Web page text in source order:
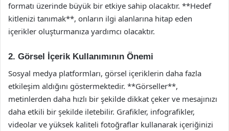
formatı üzerinde büyük bir etkiye sahip olacaktır. **Hedef
kitlenizi tanımak**, onların ilgi alanlarına hitap eden
içerikler oluşturmanıza yardımcı olacaktır.
2. Görsel İçerik Kullanımının Önemi
Sosyal medya platformları, görsel içeriklerin daha fazla
etkileşim aldığını göstermektedir. **Görseller**,
metinlerden daha hızlı bir şekilde dikkat çeker ve mesajınızı
daha etkili bir şekilde iletebilir. Grafikler, infografikler,
videolar ve yüksek kaliteli fotoğraflar kullanarak içeriğinizi